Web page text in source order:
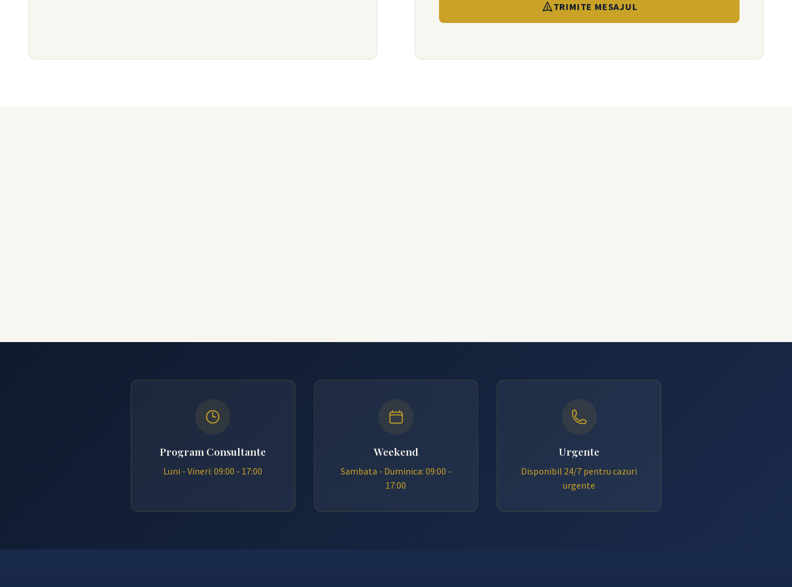
TRIMITE MESAJUL
Program Consultante
Luni - Vineri: 09:00 - 17:00
Weekend
Sambata - Duminica: 09:00 -
17:00
Urgente
Disponibil 24/7 pentru cazuri
urgente